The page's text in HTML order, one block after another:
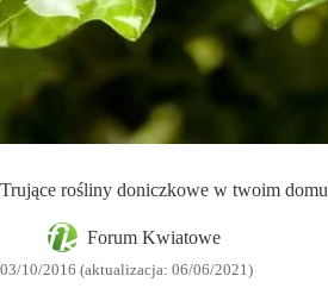
Trujące rośliny doniczkowe w twoim domu
Forum Kwiatowe
03/10/2016 (aktualizacja: 06/06/2021)